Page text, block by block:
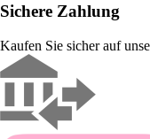
Sichere Zahlung
Kaufen Sie sicher auf